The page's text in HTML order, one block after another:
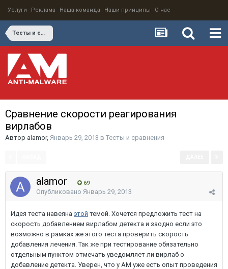
Услуги Реклама Наша команда Наши принципы О нас
Тесты и сравнения
Сравнение скорости реагирования
вирлабов
Автор alamor, Январь 29, 2013 в Тесты и сравнения
alamor 69
Опубликовано Январь 29, 2013
Идея теста навеяна этой темой. Хочется предложить тест на
скорость добавлением вирлабом детекта и заодно если это
возможно в рамках же этого теста проверить скорость
добавления лечения. Так же при тестирование обязательно
отдельным пунктом отмечать уведомляет ли вирлаб о
добавление детекта. Уверен, что у АМ уже есть опыт проведения